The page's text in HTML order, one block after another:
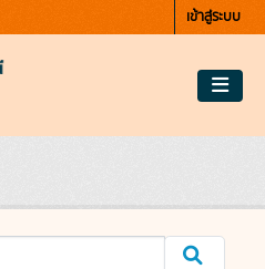
เข้าสู่ระบบ